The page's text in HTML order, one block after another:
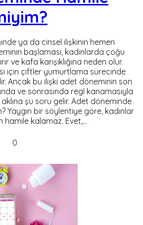
ya da cinsel ilişkinin hemen
başlaması, kadınlarda çoğu
ve kafa karışıklığına neden olur.
için çiftler yumurtlama sürecinde
Ancak bu ilişki adet döneminin son
ve sonrasında regl kanamasıyla
aklına şu soru gelir. Adet döneminde
Yaygın bir söylentiye göre, kadınlar
kalamaz. Evet,…
0